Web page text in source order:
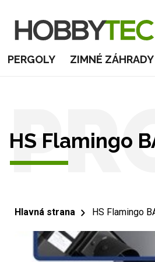
PERGOLY ZIMNÉ ZÁHRADY
HS Flamingo
Hlavná strana HS Flamingo